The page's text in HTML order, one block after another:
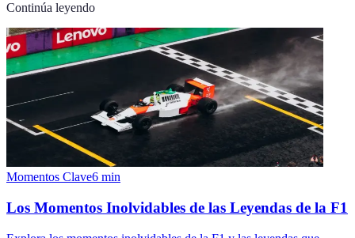
Continúa leyendo
Momentos Clave6 min
Los Momentos Inolvidables de las Leyendas de la F1